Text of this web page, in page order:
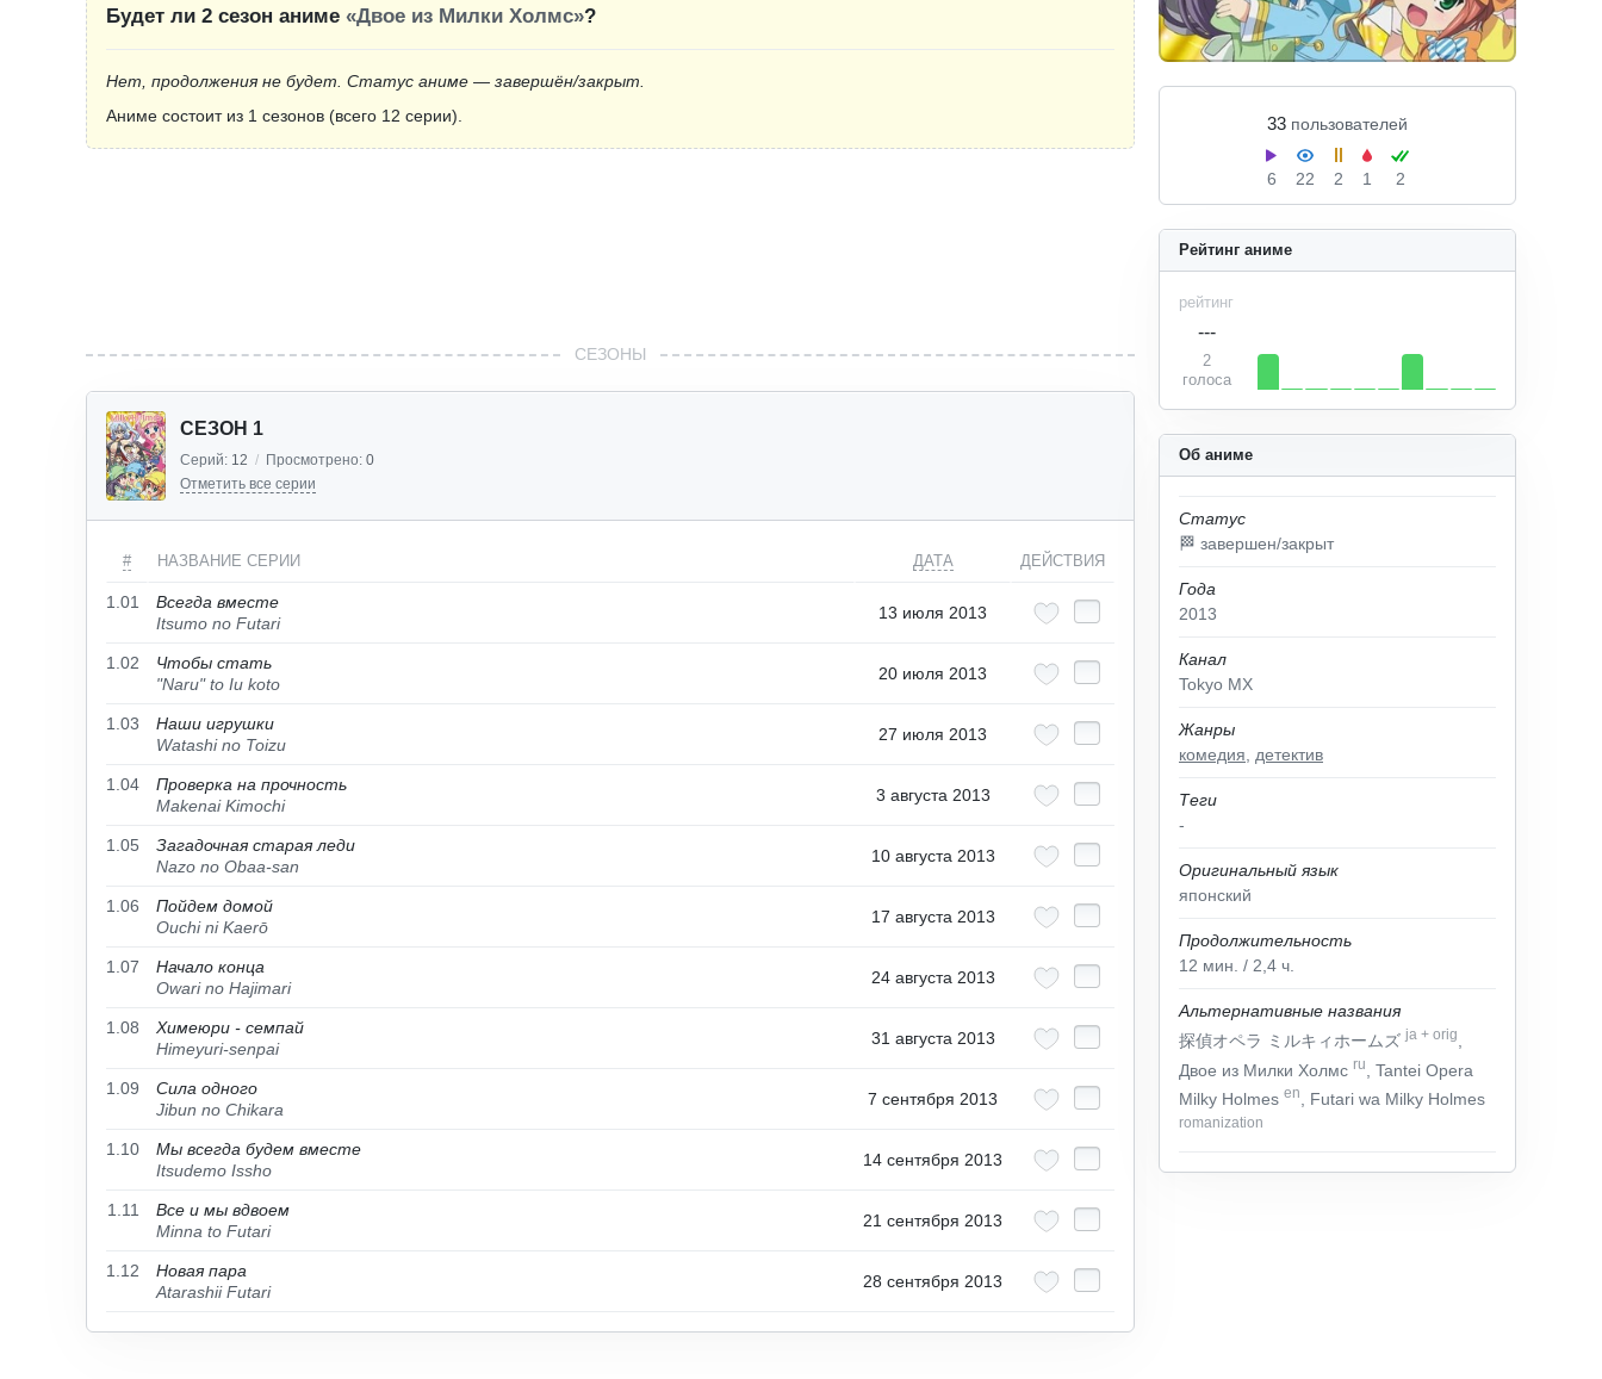
33 пользователей
6 22 2 1 2
Об аниме
Статус
🏁 завершен/закрыт
Года
2013
Канал
Tokyo MX
Жанры
комедия
детектив
Теги
-
Оригинальный язык
японский
Продолжительность
12 мин. / 2,4 ч.
Альтернативные названия
探偵オペラ ミルキィホームズja + orig
Двое из Милки Холмс ru
, Tantei Opera
Milky Holmes en , Futari wa Milky Holmes
romanization
Рейтинг аниме
рейтинг
---
2
голоса
Будет ли 2 сезон аниме «Двое из Милки Холмс»?
Нет, продолжения не будет. Статус аниме — завершён/закрыт.
Аниме состоит из 1 сезонов (всего 12 серии).
СЕЗОНЫ
СЕЗОН 1
Серий: 12 / Просмотрено: 0
Отметить все серии
# НАЗВАНИЕ СЕРИИ ДАТА ДЕЙСТВИЯ
1.01
Всегда вместе
Itsumo no Futari
13 июля 2013
1.02
Чтобы стать
"Naru" to Iu koto
20 июля 2013
1.03
Наши игрушки
Watashi no Toizu
27 июля 2013
1.04
Проверка на прочность
Makenai Kimochi
3 августа 2013
1.05
Загадочная старая леди
Nazo no Obaa-san
10 августа 2013
1.06
Пойдем домой
Ouchi ni Kaerō
17 августа 2013
1.07
Начало конца
Owari no Hajimari
24 августа 2013
1.08
Химеюри - семпай
Himeyuri-senpai
31 августа 2013
1.09
Сила одного
Jibun no Chikara
7 сентября 2013
1.10
Мы всегда будем вместе
Itsudemo Issho
14 сентября 2013
1.11
Все и мы вдвоем
Minna to Futari
21 сентября 2013
1.12
Новая пара
Atarashii Futari
28 сентября 2013